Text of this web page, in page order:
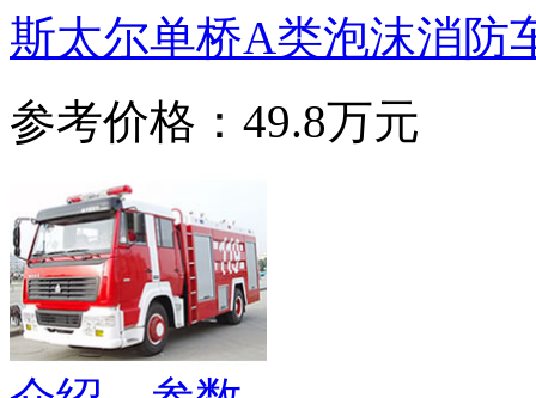
斯太尔单桥A类泡沫消防
参考价格：49.8万元